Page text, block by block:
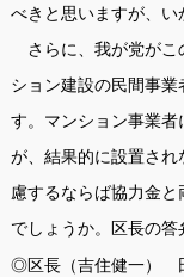
べきと思いますが、い
さらに、我が党がこ
ション建設の民間事
す。マンション事業
が、結果的に設置さ
慮するならば協力金
でしょうか。区長の答
◎区長（吉住健一）